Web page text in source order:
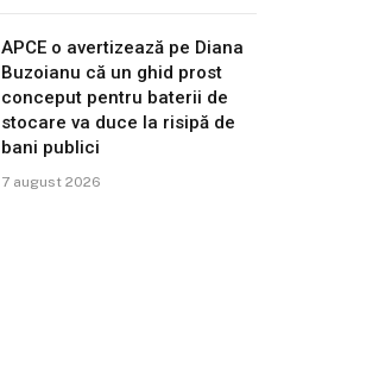
APCE o avertizează pe Diana
Buzoianu că un ghid prost
conceput pentru baterii de
stocare va duce la risipă de
bani publici
7 august 2026